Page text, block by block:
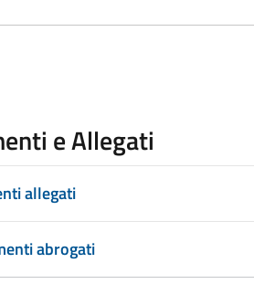
e Allegati
allegati
abrogati